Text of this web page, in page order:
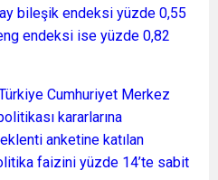
bileşik endeksi yüzde 0,55
endeksi ise yüzde 0,82
Cumhuriyet Merkez
kararlarına
anketine katılan
faizini yüzde 14’te sabit